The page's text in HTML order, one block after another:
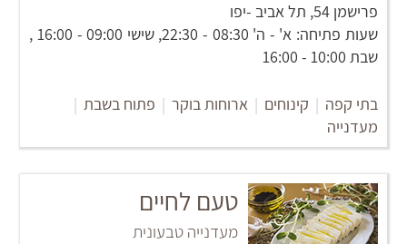
פרישמן 54, תל אביב -יפו
שעות פתיחה: א' - ה' 08:30 - 22:30, שישי 09:00 - 16:00 ,
שבת 10:00 - 16:00
בתי קפה | קינוחים | ארוחות בוקר | פתוח בשבת |
מעדנייה
טעם לחיים
מעדנייה טבעונית